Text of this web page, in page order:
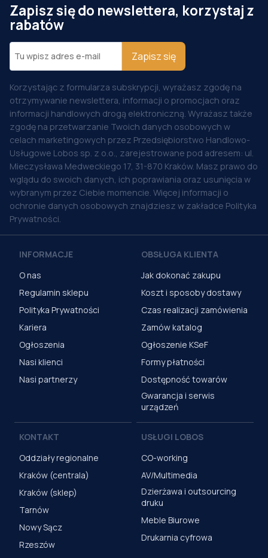
Zapisz się do newslettera, korzystaj z
rabatów
Zapisz się
Korzystając z formularza subskrypcji, wyrażasz zgodę na
otrzymywanie newslettera, informacji o promocjach oraz
informacji handlowych drogą elektroniczną. Wyrażasz także
zgodę na przetwarzanie Twoich danych osobowych w
celach marketingowych przez Przedsiębiorstwo Handlowo-
Usługowe Lobos sp. z o.o., zarejestrowane pod adresem: ul.
Mieczysława Medweckiego 17, 31-870 Kraków. Masz prawo do
wglądu do swoich danych, ich poprawiania oraz usunięcia w
wybranym przez Ciebie momencie. Więcej informacji o
ochronie danych osobowych znajdziesz w zakładce Polityka
Prywatności.
INFORMACJE
O nas
Regulamin sklepu
Polityka Prywatności
Kariera
Ogłoszenia
Nasi klienci
Nasi partnerzy
OBSŁUGA KLIENTA
Jak dokonać zakupu
Koszt i sposoby dostawy
Czas realizacji zamówienia
Zamów katalog
Ogłoszenie KSeF
Formy płatności
Dostępność towarów
Gwarancja i serwis
urządzeń
KONTAKT
Oddziały regionalne
Kraków (centrala)
Kraków (sklep)
Tarnów
Nowy Sącz
Rzeszów
USŁUGI LOBOS
CO-working
AV/Multimedia
Dzierżawa i outsourcing
druku
Meble Biurowe
Drukarnia cyfrowa